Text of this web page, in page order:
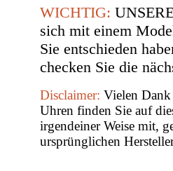
WICHTIG:
sich mit einem
Sie entschieden
checken Sie die
Disclaimer: Vielen Dank
Uhren finden Sie auf
irgendeiner Weise mit,
ursprünglichen